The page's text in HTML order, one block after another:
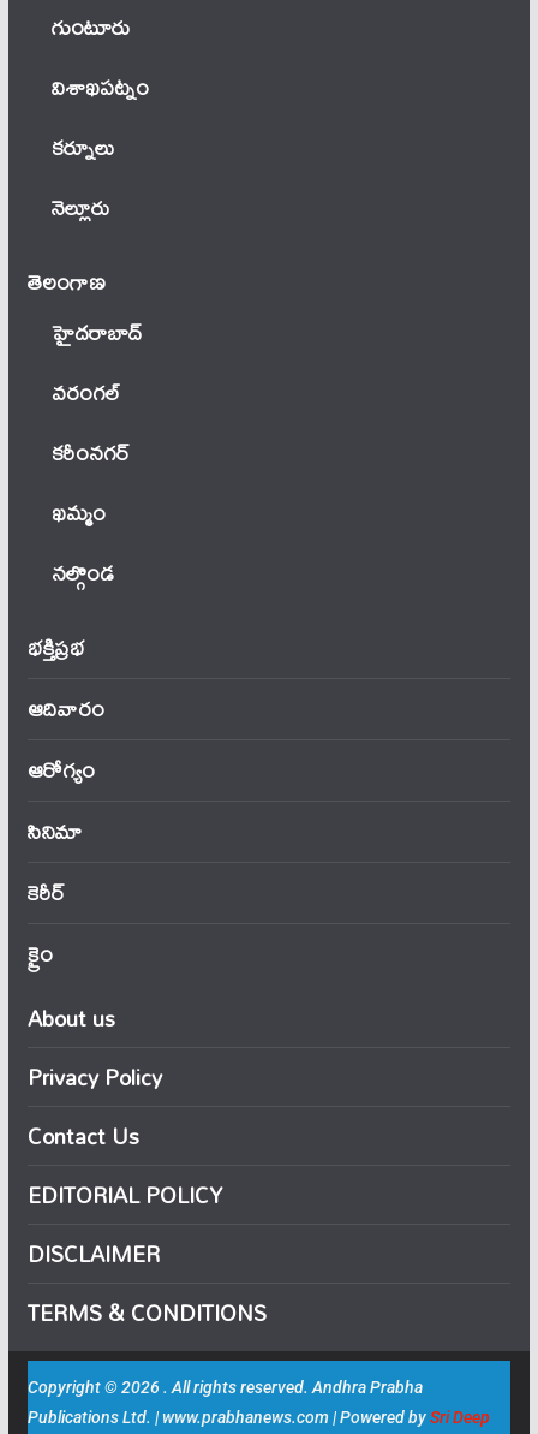
గుంటూరు
విశాఖపట్నం
కర్నూలు
నెల్లూరు
తెలంగాణ‌
హైదరాబాద్
వ‌రంగ‌ల్
కరీంనగర్
ఖ‌మ్మం
నల్గొండ
భక్తిప్రభ
ఆదివారం
ఆరోగ్యం
సినిమా
కెరీర్
క్రైం
About us
Privacy Policy
Contact Us
EDITORIAL POLICY
DISCLAIMER
TERMS & CONDITIONS
Copyright © 2026 . All rights reserved. Andhra Prabha
Publications Ltd. | www.prabhanews.com | Powered bySri Deep